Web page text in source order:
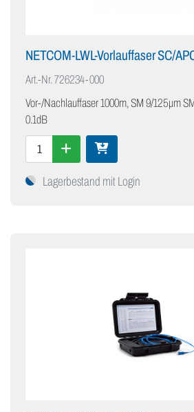
NETCOM-LWL-Vorlauffaser SC/
Art.-Nr.726234-000
Vor-/Nachlauffaser 1000m, SM 9/125μm
0.1dB
Lagerbestand mit Login